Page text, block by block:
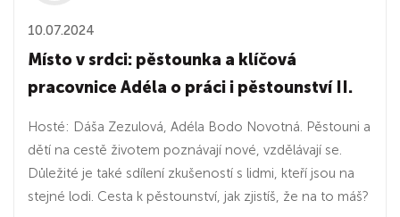
10.07.2024
Místo v srdci: pěstounka a klíčová
pracovnice Adéla o práci i pěstounství II.
Hosté: Dáša Zezulová, Adéla Bodo Novotná. Pěstouni a
dětí na cestě životem poznávají nové, vzdělávají se.
Důležité je také sdílení zkušeností s lidmi, kteří jsou na
stejné lodi. Cesta k pěstounství, jak zjistíš, že na to máš?